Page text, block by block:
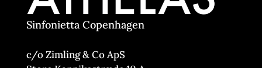
Sinfonietta Copenhagen
c/o Zimling & Co ApS